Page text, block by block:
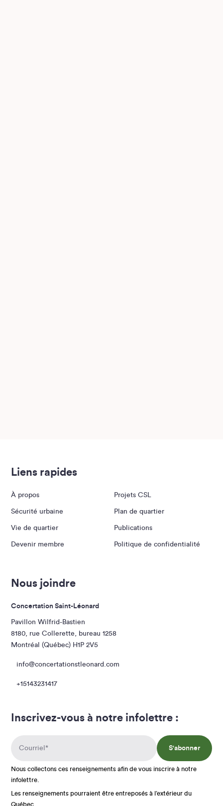
Liens rapides
À propos Projets CSL
Sécurité urbaine Plan de quartier
Vie de quartier Publications
Devenir membre Politique de confidentialité
Nous joindre
Concertation Saint-Léonard
Pavillon Wilfrid-Bastien
8180, rue Collerette, bureau 1258
Montréal (Québec) H1P 2V5
info@concertationstleonard.com
+15143231417
Inscrivez-vous à notre infolettre :
S'abonner
Nous collectons ces renseignements afin de vous inscrire à notre
infolettre.
Les renseignements pourraient être entreposés à l’extérieur du
Québec